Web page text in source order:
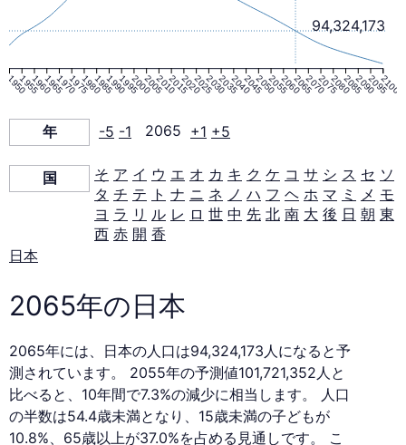
ド
2065
年
1950195519601965197019751980198519901995200020052010201520202025203020352040204520502055206020652070207520802085209020952100
94,324,173
年 -5 -1 2065 +1 +5
国 そ ア イ ウ エ オ カ キ ク ケ コ サ シ ス セ ソ
タ チ テ ト ナ ニ ネ ノ ハ フ ヘ ホ マ ミ メ モ
ヨ ラ リ ル レ ロ 世 中 先 北 南 大 後 日 朝 東
西 赤 開 香
日本
2065年の日本
2065年には、日本の人口は94,324,173人になると予
測されています。 2055年の予測値101,721,352人と
比べると、10年間で7.3%の減少に相当します。 人口
の半数は54.4歳未満となり、15歳未満の子どもが
10.8%、65歳以上が37.0%を占める見通しです。 こ